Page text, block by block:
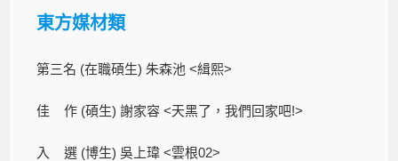
東方媒材類
第三名 (在職碩生) 朱森池 <緝熙>
佳 作 (碩生) 謝家容 <天黑了，我們回家吧!>
入 選 (博生) 吳上瑋 <雲根02>